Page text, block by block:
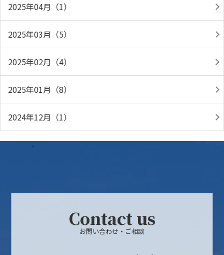
2025年04月（1）
2025年03月（5）
2025年02月（4）
2025年01月（8）
2024年12月（1）
Contact us
お問い合わせ・ご相談